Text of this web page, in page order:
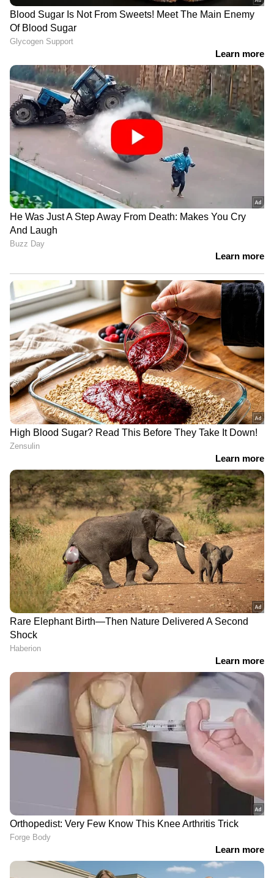
ബെഹ്നാൻ, പാലമായത് ഹരിഗോവിന്ദ്
സ്ഥാപനങ്ങൾക്കും നാളെ
അവധി പ്രഖ്യാപിച്ചു
രക്ഷയായി
'തോൽവിയിൽനിന്ന് CPM ഒന്നും
പഠിച്ചില്ല, ഭയപ്പെടുത്തി
വി.കുഞ്ഞികൃഷ്ണൻ
അമിത് ഷാ സഭയില്‍
എത്തണമെന്ന് പ്രതിപക്ഷം;
ആവശ്യം ഷായെ
അറിയിക്കണമെന്ന് രാജ്യസഭാ
അധ്യക്ഷന്‍ | Amit Shah